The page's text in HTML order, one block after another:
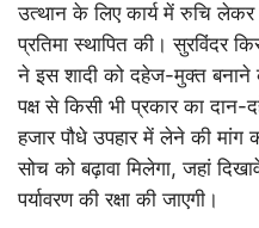
उत्थान के लिए कार्य में रुचि
प्रतिमा स्थापित की। सुरविंदर
ने इस शादी को दहेज-मुक्त बनाने
पक्ष से किसी भी प्रकार का
हजार पौधे उपहार में लेने की
सोच को बढ़ावा मिलेगा, जहां
पर्यावरण की रक्षा की जाएगी।